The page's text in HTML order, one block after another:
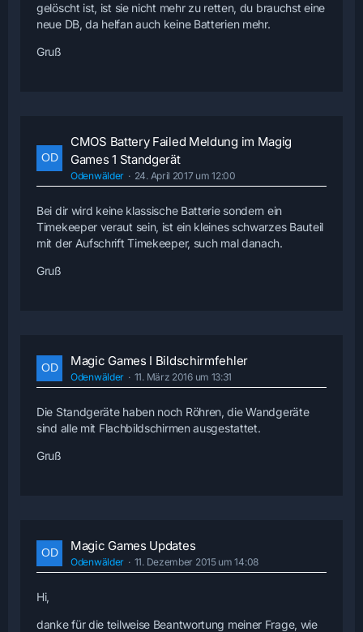
gelöscht ist, ist sie nicht mehr zu retten, du brauchst eine
neue DB, da helfan auch keine Batterien mehr.
Gruß
CMOS Battery Failed Meldung im Magig
Games 1 Standgerät
Odenwälder 24. April 2017 um 12:00
Bei dir wird keine klassische Batterie sondern ein
Timekeeper veraut sein, ist ein kleines schwarzes Bauteil
mit der Aufschrift Timekeeper, such mal danach.
Gruß
Magic Games I Bildschirmfehler
Odenwälder 11. März 2016 um 13:31
Die Standgeräte haben noch Röhren, die Wandgeräte
sind alle mit Flachbildschirmen ausgestattet.
Gruß
Magic Games Updates
Odenwälder 11. Dezember 2015 um 14:08
Hi,
danke für die teilweise Beantwortung meiner Frage, wie